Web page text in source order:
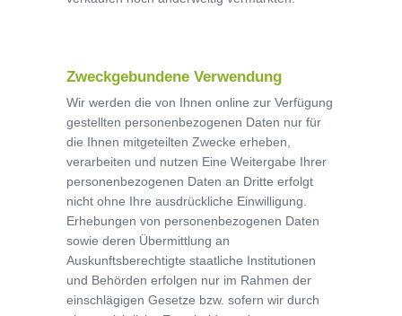
Zweckgebundene Verwendung
Wir werden die von Ihnen online zur Verfügung
gestellten personenbezogenen Daten nur für
die Ihnen mitgeteilten Zwecke erheben,
verarbeiten und nutzen Eine Weitergabe Ihrer
personenbezogenen Daten an Dritte erfolgt
nicht ohne Ihre ausdrückliche Einwilligung.
Erhebungen von personenbezogenen Daten
sowie deren Übermittlung an
Auskunftsberechtigte staatliche Institutionen
und Behörden erfolgen nur im Rahmen der
einschlägigen Gesetze bzw. sofern wir durch